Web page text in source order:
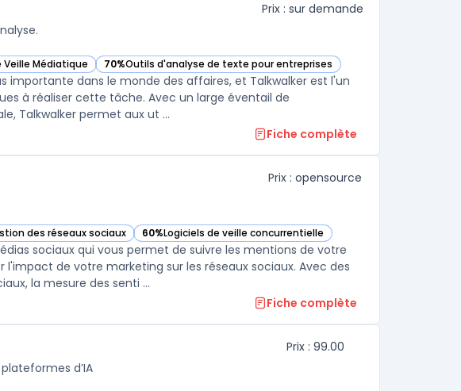
Prix : sur demande
Veille Médiatique
dans cette catégorie70%Outils d'analyse de texte pour entreprises
— voir Talkwalker dans cette catégorie
importante dans le monde des affaires, et Talkwalker est l'un
à réaliser cette tâche. Avec un large éventail de
Talkwalker permet aux ut ...
Fiche complète
Prix : opensource
des réseaux sociaux
cette catégorie 60%Logiciels de veille concurrentielle
— voir Mention dans cette catégorie
sociaux qui vous permet de suivre les mentions de votre
de votre marketing sur les réseaux sociaux. Avec des
la mesure des senti ...
Fiche complète
d’IA
Prix : 99.00